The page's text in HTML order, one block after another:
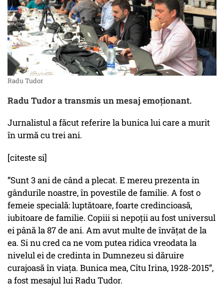
Radu Tudor
Radu Tudor a transmis un mesaj emoționant.
Jurnalistul a făcut referire la bunica lui care a murit
în urmă cu trei ani.
[citeste si]
”Sunt 3 ani de când a plecat. E mereu prezenta in
gândurile noastre, în povestile de familie. A fost o
femeie specială: luptătoare, foarte credincioasă,
iubitoare de familie. Copiii si nepoții au fost universul
ei până la 87 de ani. Am avut multe de învățat de la
ea. Si nu cred ca ne vom putea ridica vreodata la
nivelul ei de credinta in Dumnezeu si dăruire
curajoasă în viața. Bunica mea, Cîtu Irina, 1928-2015”,
a fost mesajul lui Radu Tudor.